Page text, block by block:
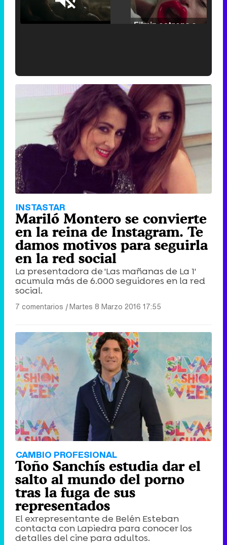
Unmute /
Loaded:
25.30%
'120 Minutos' celebra sus 2.000 programas en Telemadrid con un vídeo del día a día en la redacción
Tráiler de '33 días', la nueva serie de Atresplayer con Julián Villagrán y José Manuel Poga
INSTASTAR
Mariló Montero se convierte
en la reina de Instagram. Te
damos motivos para seguirla
en la red social
La presentadora de 'Las mañanas de La 1'
acumula más de 6.000 seguidores en la red
social.
7 comentarios |Martes 8 Marzo 2016 17:55
CAMBIO PROFESIONAL
Toño Sanchís estudia dar el
salto al mundo del porno
tras la fuga de sus
representados
El exrepresentante de Belén Esteban
contacta con Lapiedra para conocer los
detalles del cine para adultos.